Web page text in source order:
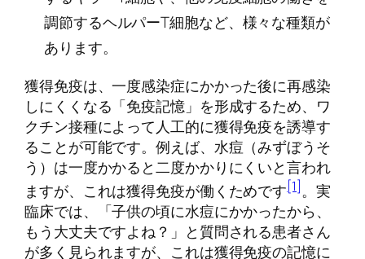
調節するヘルパーT細胞など、様々な種類が
あります。
獲得免疫は、一度感染症にかかった後に再感染
しにくくなる「免疫記憶」を形成するため、ワ
クチン接種によって人工的に獲得免疫を誘導す
ることが可能です。例えば、水痘（みずぼうそ
う）は一度かかると二度かかりにくいと言われ
ますが、これは獲得免疫が働くためです[1]。実
臨床では、「子供の頃に水痘にかかったから、
もう大丈夫ですよね？」と質問される患者さん
が多く見られますが、これは獲得免疫の記憶に